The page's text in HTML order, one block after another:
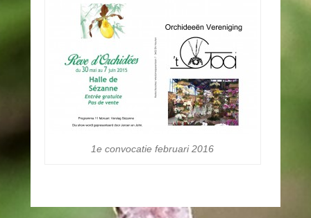
1e convocatie februari 2016